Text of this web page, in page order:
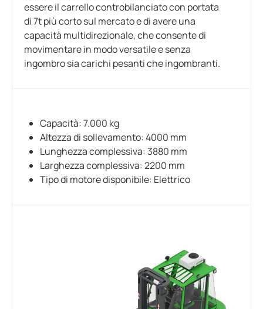
essere il carrello controbilanciato con portata
di 7t più corto sul mercato e di avere una
capacità multidirezionale, che consente di
movimentare in modo versatile e senza
ingombro sia carichi pesanti che ingombranti.
Capacità: 7.000 kg
Altezza di sollevamento: 4000 mm
Lunghezza complessiva: 3880 mm
Larghezza complessiva: 2200 mm
Tipo di motore disponibile: Elettrico